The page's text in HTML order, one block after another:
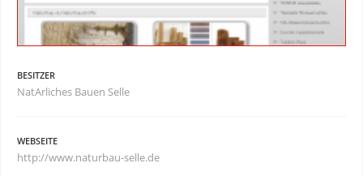
BESITZER
NatArliches Bauen Selle
WEBSEITE
http://www.naturbau-selle.de